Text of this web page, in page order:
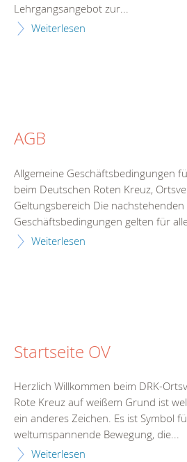
Lehrgangsangebot zur...
Weiterlesen
AGB
Allgemeine Geschäftsbedingungen
beim Deutschen Roten Kreuz,
Geltungsbereich Die nachstehenden
Geschäftsbedingungen gelten für
Weiterlesen
Startseite OV
Herzlich Willkommen beim DRK-
Rote Kreuz auf weißem Grund ist
ein anderes Zeichen. Es ist Symbol
weltumspannende Bewegung, die...
Weiterlesen